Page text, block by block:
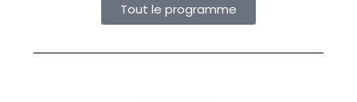
Tout le programme